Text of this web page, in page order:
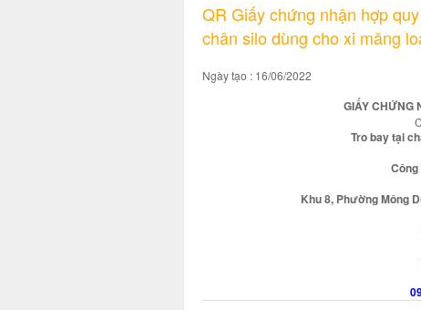
QR Giấy chứng nhận hợp
chân silo dùng cho xi măng
Ngày tạo : 16/06/2022
GIẤY CHỨNG
Tro bay tại
Khu 8, Phường Mông